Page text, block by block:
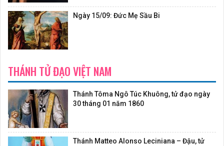
Ngày 15/09: Đức Mẹ Sầu Bi
THÁNH TỬ ĐẠO VIỆT NAM
Thánh Tôma Ngô Túc Khuông, tử đạo ngày
30 tháng 01 năm 1860
Thánh Matteo Alonso Leciniana – Đậu, tử